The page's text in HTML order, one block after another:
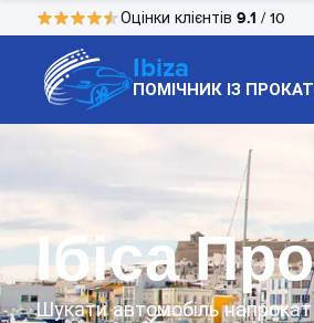
Оцінки клієнтів 9.1 / 10
Ibiza
ПОМІЧНИК ІЗ
Ібіса
Шукати автомобіль напрокат